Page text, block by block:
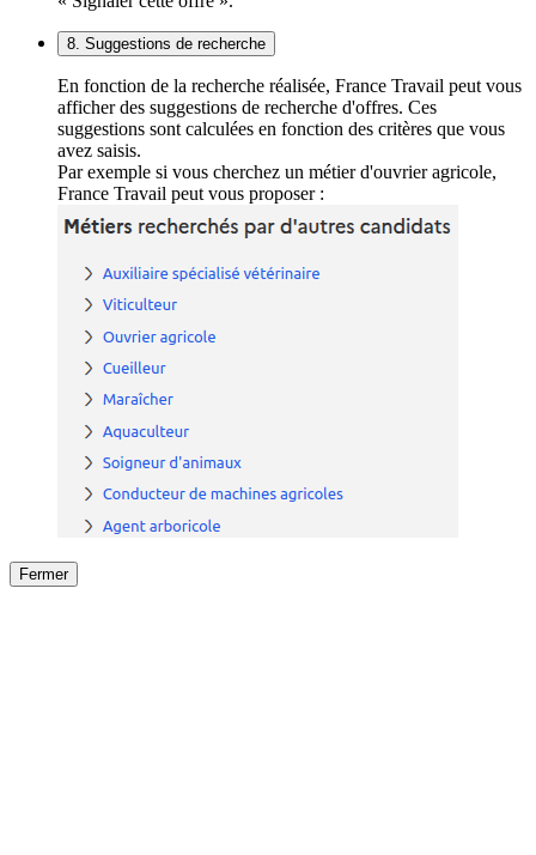
8. Suggestions de recherche
En fonction de la recherche réalisée, France Travail peut vous
afficher des suggestions de recherche d'offres. Ces
suggestions sont calculées en fonction des critères que vous
avez saisis.
Par exemple si vous cherchez un métier d'ouvrier agricole,
France Travail peut vous proposer :
Fermer